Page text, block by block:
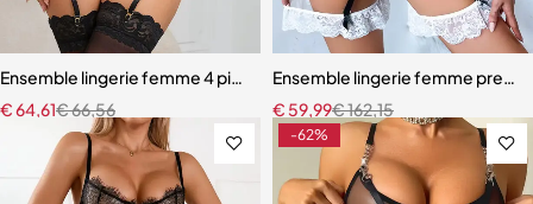
Ensemble lingerie femme 4 pièces – Cuir PU et dentelle respirante
€66,56
€64,61
Ensemble lingerie femme
€162,15
€ 59,99
-62%